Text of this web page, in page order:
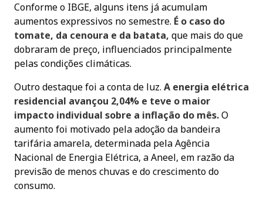
Conforme o IBGE, alguns itens já acumulam
aumentos expressivos no semestre. É o caso do
tomate, da cenoura e da batata, que mais do que
dobraram de preço, influenciados principalmente
pelas condições climáticas.
Outro destaque foi a conta de luz. A energia elétrica
residencial avançou 2,04% e teve o maior
impacto individual sobre a inflação do mês.O
aumento foi motivado pela adoção da bandeira
tarifária amarela, determinada pela Agência
Nacional de Energia Elétrica, a Aneel, em razão da
previsão de menos chuvas e do crescimento do
consumo.